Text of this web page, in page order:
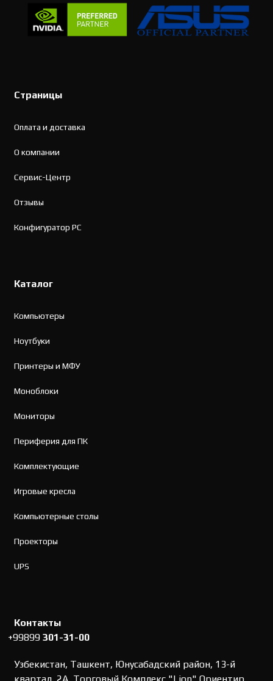
Страницы
Оплата и доставка
О компании
Сервис-Центр
Отзывы
Конфигуратор PC
Каталог
Компьютеры
Ноутбуки
Принтеры и МФУ
Моноблоки
Мониторы
Периферия для ПК
Комплектующие
Игровые кресла
Компьютерные столы
Проекторы
UPS
Контакты
+99899301-31-00
Узбекистан, Ташкент, Юнусабадский район, 13-й
квартал, 2А, Торговый Комплекс "Lion" Ориентир